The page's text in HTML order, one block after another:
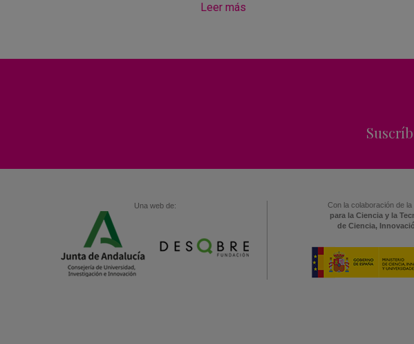
Leer más
Una web de: Con la colaboración de la
para la Ciencia y la
de Ciencia,